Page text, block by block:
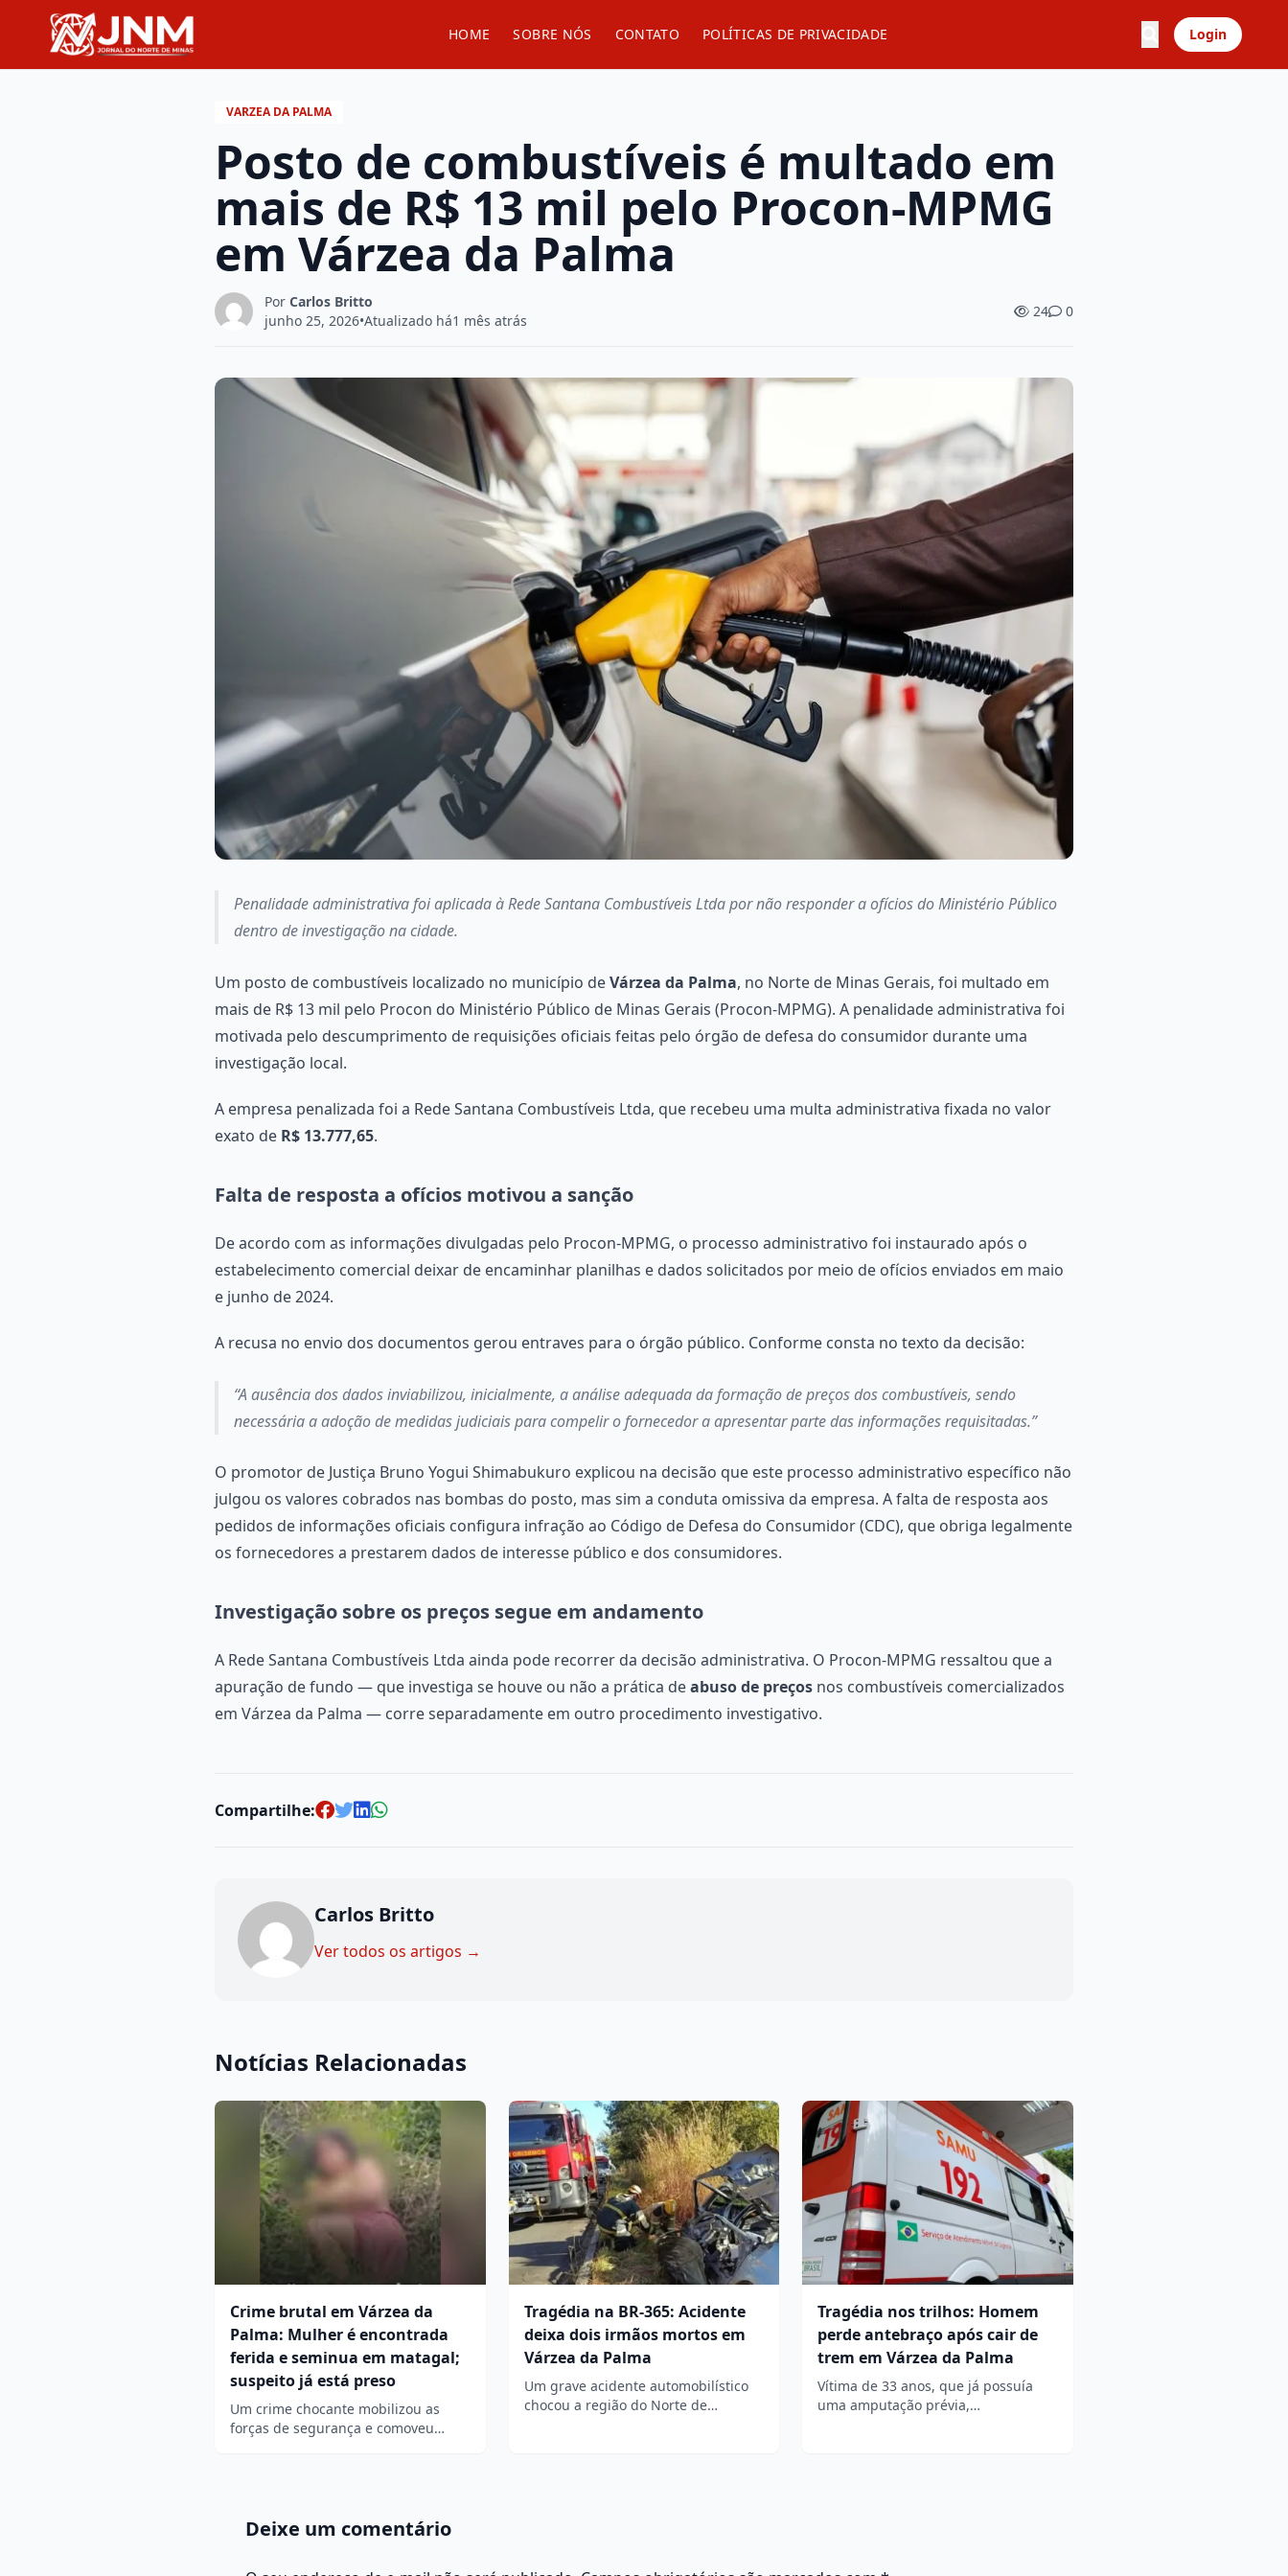
HOME SOBRE NÓS CONTATO POLÍTICAS DE PRIVACIDADE Login
VARZEA DA PALMA
Posto de combustíveis é multado em
mais de R$ 13 mil pelo Procon-MPMG
em Várzea da Palma
Por Carlos Britto
junho 25, 2026•Atualizado há1 mês atrás
24 0
Penalidade administrativa foi aplicada à Rede Santana Combustíveis Ltda por não responder a ofícios do Ministério Público
dentro de investigação na cidade.
Um posto de combustíveis localizado no município deVárzea da Palma, no Norte de Minas Gerais, foi multado em
mais de R$ 13 mil pelo Procon do Ministério Público de Minas Gerais (Procon-MPMG). A penalidade administrativa foi
motivada pelo descumprimento de requisições oficiais feitas pelo órgão de defesa do consumidor durante uma
investigação local.
A empresa penalizada foi a Rede Santana Combustíveis Ltda, que recebeu uma multa administrativa fixada no valor
exato de R$ 13.777,65.
Falta de resposta a ofícios motivou a sanção
De acordo com as informações divulgadas pelo Procon-MPMG, o processo administrativo foi instaurado após o
estabelecimento comercial deixar de encaminhar planilhas e dados solicitados por meio de ofícios enviados em maio
e junho de 2024.
A recusa no envio dos documentos gerou entraves para o órgão público. Conforme consta no texto da decisão:
“A ausência dos dados inviabilizou, inicialmente, a análise adequada da formação de preços dos combustíveis, sendo
necessária a adoção de medidas judiciais para compelir o fornecedor a apresentar parte das informações requisitadas.”
O promotor de Justiça Bruno Yogui Shimabukuro explicou na decisão que este processo administrativo específico não
julgou os valores cobrados nas bombas do posto, mas sim a conduta omissiva da empresa. A falta de resposta aos
pedidos de informações oficiais configura infração ao Código de Defesa do Consumidor (CDC), que obriga legalmente
os fornecedores a prestarem dados de interesse público e dos consumidores.
Investigação sobre os preços segue em andamento
A Rede Santana Combustíveis Ltda ainda pode recorrer da decisão administrativa. O Procon-MPMG ressaltou que a
apuração de fundo — que investiga se houve ou não a prática deabuso de preços nos combustíveis comercializados
em Várzea da Palma — corre separadamente em outro procedimento investigativo.
Compartilhe:
Carlos Britto
Ver todos os artigos →
Notícias Relacionadas
Crime brutal em Várzea da
Palma: Mulher é encontrada
ferida e seminua em matagal;
suspeito já está preso
Um crime chocante mobilizou as
forças de segurança e comoveu…
Tragédia na BR-365: Acidente
deixa dois irmãos mortos em
Várzea da Palma
Um grave acidente automobilístico
chocou a região do Norte de…
Tragédia nos trilhos: Homem
perde antebraço após cair de
trem em Várzea da Palma
Vítima de 33 anos, que já possuía
uma amputação prévia,…
Deixe um comentário